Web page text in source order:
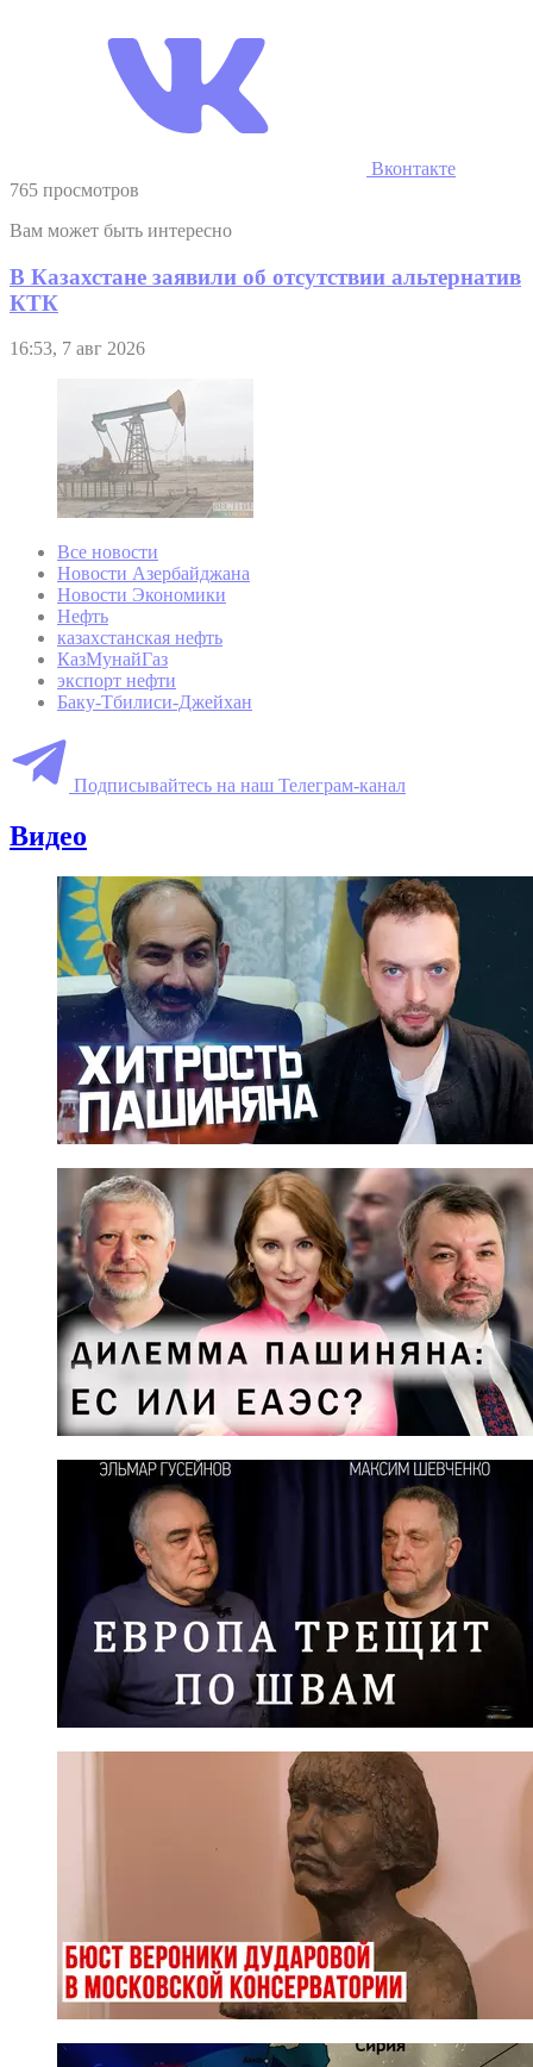
Вконтакте
765 просмотров
Вам может быть интересно
В Казахстане заявили об отсутствии альтернатив
КТК
16:53, 7 авг 2026
Все новости
Новости Азербайджана
Новости Экономики
Нефть
казахстанская нефть
КазМунайГаз
экспорт нефти
Баку-Тбилиси-Джейхан
Подписывайтесь на наш Телеграм-канал
Видео